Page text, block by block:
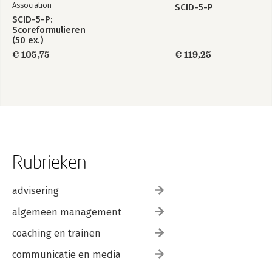
Association
SCID-5-P:
Scoreformulieren
(50 ex.)
€ 105,75
SCID-5-P
€ 119,25
Rubrieken
advisering
algemeen management
coaching en trainen
communicatie en media